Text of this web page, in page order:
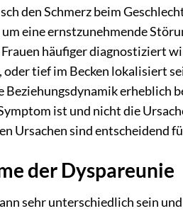
den Schmerz beim
eine ernstzunehmende
häufiger diagnostiziert
oder tief im Becken lokalisiert
erheblich
ist und nicht die
Ursachen sind entscheidend
der Dyspareunie
sehr unterschiedlich sein